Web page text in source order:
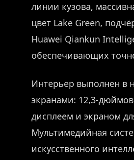
линии кузова,
цвет Lake Green,
Huawei Qiankun
обеспечивающих
Интерьер выполнен в
экранами: 12,3-
дисплеем и экраном
Мультимедийная
искусственного